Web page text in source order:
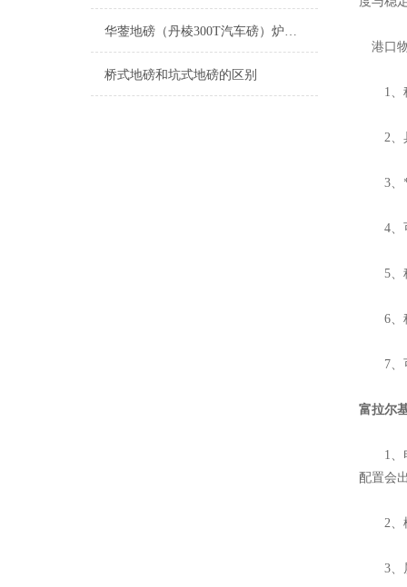
华蓥地磅（丹棱300T汽车磅）炉霍250吨地磅）广安过磅称维修
桥式地磅和坑式地磅的区别
港口
1、秤
2、具
3、*
4、可
5、秤
6、秤
7、可
富拉尔
1、电
配置会
2、松
3、屏